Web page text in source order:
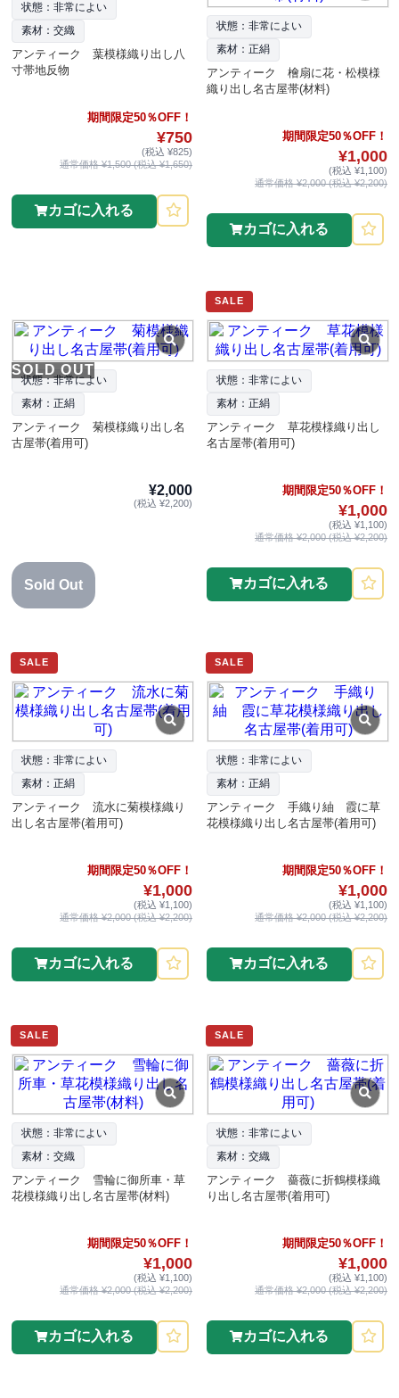
状態：非常によい
素材：交織
アンティーク 葉模様織り出し八
寸帯地反物
期間限定50％OFF！
¥750
(税込 ¥825)
通常価格 ¥1,500 (税込 ¥1,650)
カゴに入れる
状態：非常によい
素材：正絹
アンティーク 檜扇に花・松模様
織り出し名古屋帯(材料)
期間限定50％OFF！
¥1,000
(税込 ¥1,100)
通常価格 ¥2,000 (税込 ¥2,200)
カゴに入れる
SOLD OUT
状態：非常によい
素材：正絹
アンティーク 菊模様織り出し名
古屋帯(着用可)
¥2,000
(税込 ¥2,200)
Sold Out
SALE
状態：非常によい
素材：正絹
アンティーク 草花模様織り出し
名古屋帯(着用可)
期間限定50％OFF！
¥1,000
(税込 ¥1,100)
通常価格 ¥2,000 (税込 ¥2,200)
カゴに入れる
SALE
状態：非常によい
素材：正絹
アンティーク 流水に菊模様織り
出し名古屋帯(着用可)
期間限定50％OFF！
¥1,000
(税込 ¥1,100)
通常価格 ¥2,000 (税込 ¥2,200)
カゴに入れる
SALE
状態：非常によい
素材：正絹
アンティーク 手織り紬 霞に草
花模様織り出し名古屋帯(着用可)
期間限定50％OFF！
¥1,000
(税込 ¥1,100)
通常価格 ¥2,000 (税込 ¥2,200)
カゴに入れる
SALE
状態：非常によい
素材：交織
アンティーク 雪輪に御所車・草
花模様織り出し名古屋帯(材料)
期間限定50％OFF！
¥1,000
(税込 ¥1,100)
通常価格 ¥2,000 (税込 ¥2,200)
カゴに入れる
SALE
状態：非常によい
素材：交織
アンティーク 薔薇に折鶴模様織
り出し名古屋帯(着用可)
期間限定50％OFF！
¥1,000
(税込 ¥1,100)
通常価格 ¥2,000 (税込 ¥2,200)
カゴに入れる